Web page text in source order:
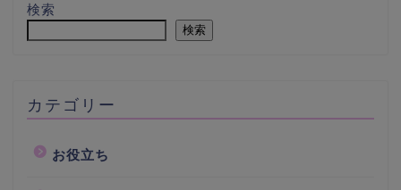
検索
検索
カテゴリー
お役立ち